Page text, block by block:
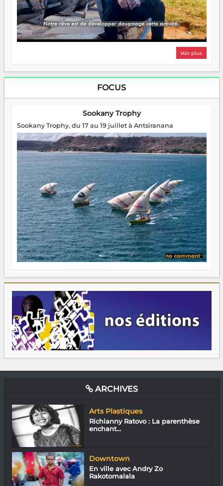
Voir plus
FOCUS
Sookany Trophy
Sookany Trophy, du 17 au 19 juillet à Antsiranana
ARCHIVES
Arts Plastiques
Richianny Ratovo : La parenthèse
enchant...
Downtown
En ville avec Andry Zo
Rakotomalala